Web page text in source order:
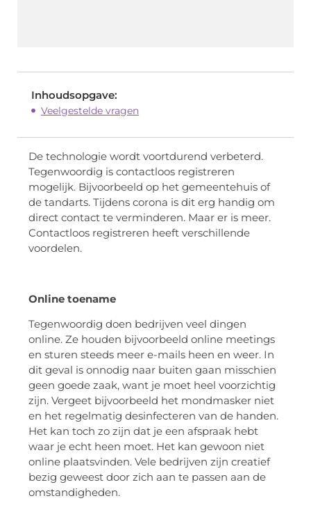
Inhoudsopgave:
Veelgestelde vragen
De technologie wordt voortdurend verbeterd.
Tegenwoordig is contactloos registreren
mogelijk. Bijvoorbeeld op het gemeentehuis of
de tandarts. Tijdens corona is dit erg handig om
direct contact te verminderen. Maar er is meer.
Contactloos registreren heeft verschillende
voordelen.
Online toename
Tegenwoordig doen bedrijven veel dingen
online. Ze houden bijvoorbeeld online meetings
en sturen steeds meer e-mails heen en weer. In
dit geval is onnodig naar buiten gaan misschien
geen goede zaak, want je moet heel voorzichtig
zijn. Vergeet bijvoorbeeld het mondmasker niet
en het regelmatig desinfecteren van de handen.
Het kan toch zo zijn dat je een afspraak hebt
waar je echt heen moet. Het kan gewoon niet
online plaatsvinden. Vele bedrijven zijn creatief
bezig geweest door zich aan te passen aan de
omstandigheden.